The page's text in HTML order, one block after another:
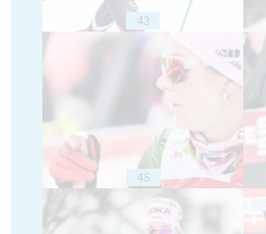
43
45